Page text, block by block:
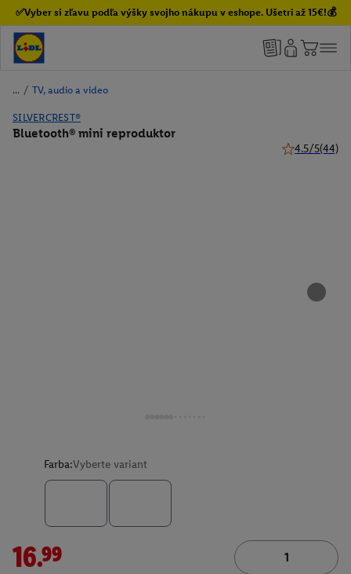
✅Vyber si zľavu podľa výšky svojho nákupu v eshope. Ušetri až 15€!💰
/ TV, audio a video
SILVERCREST®
Bluetooth® mini reproduktor
4.5/5(44)
Farba:Vyberte variant
16.99